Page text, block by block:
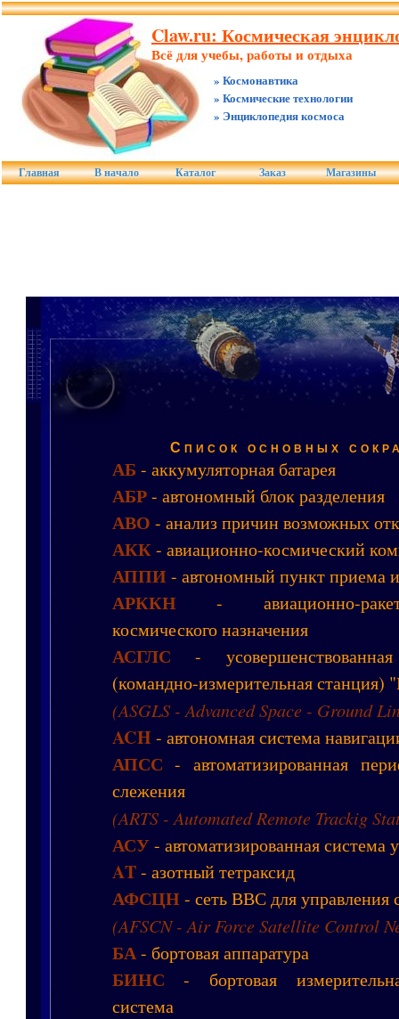
Claw.ru: Космическая
Всё для учебы, работы и отдыха
» Космонавтика
» Космические технологии
» Энциклопедия космоса
Главная В начало Каталог Заказ Магазины
Список основных
АБ- аккумуляторная батарея
АБР- автономный блок разделения
АВО - анализ причин возможных
АКК- авиационно-космический
АППИ- автономный пункт приема
АРККН- авиационно-
космического назначения
АСГЛС -
(командно-измерительная станция)
(ASGLS - Advanced Space - Ground
ACH - автономная система
АПСС - автоматизированная
слежения
(ARTS - Automated Remote Trackig
АСУ- автоматизированная система
AT- азотный тетраксид
АФСЦН- сеть ВВС для управления
(AFSCN - Air Force Satellite Control
БА- бортовая аппаратура
БИНС - бортовая
система